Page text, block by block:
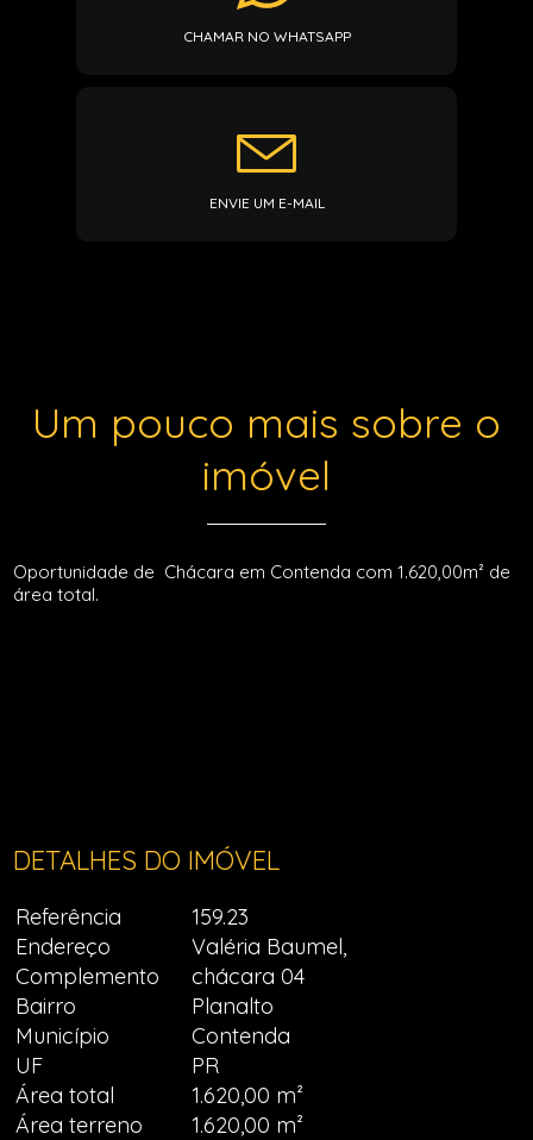
CHAMAR NO WHATSAPP
ENVIE UM E-MAIL
Um pouco mais sobre o
imóvel
Oportunidade de Chácara em Contenda com 1.620,00m² de
área total.
DETALHES DO IMÓVEL
Referência
159.23
Endereço
Valéria Baumel,
Complemento
chácara 04
Bairro
Planalto
Município
Contenda
UF
PR
Área total
1.620,00 m²
Área terreno
1.620,00 m²